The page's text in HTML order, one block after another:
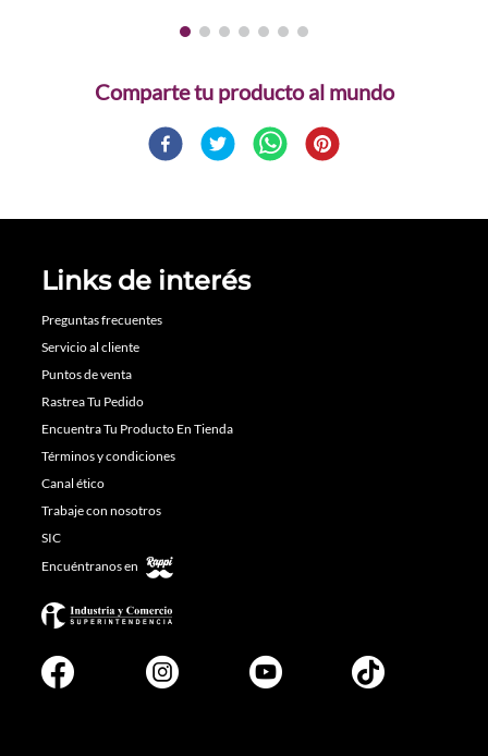
Comparte
Links de interés
Preguntas frecuentes
Servicio al cliente
Puntos de venta
Rastrea Tu Pedido
Encuentra Tu Producto En Tienda
Términos y condiciones
Canal ético
Trabaje con nosotros
SIC
Encuéntranos en